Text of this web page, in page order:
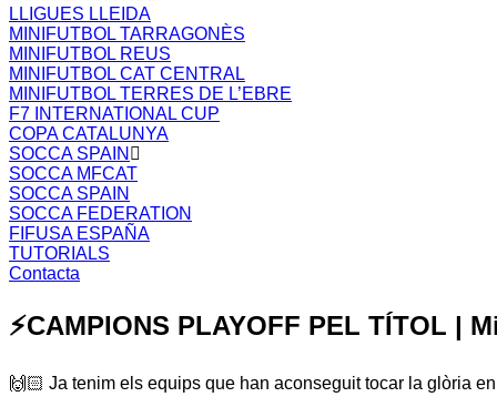
LLIGUES LLEIDA
MINIFUTBOL TARRAGONÈS
MINIFUTBOL REUS
MINIFUTBOL CAT CENTRAL
MINIFUTBOL TERRES DE L’EBRE
F7 INTERNATIONAL CUP
COPA CATALUNYA
SOCCA SPAIN
SOCCA MFCAT
SOCCA SPAIN
SOCCA FEDERATION
FIFUSA ESPAÑA
TUTORIALS
Contacta
⚡️CAMPIONS PLAYOFF PEL TÍTOL |
🙌🏻 Ja tenim els equips que han aconseguit tocar la glòria